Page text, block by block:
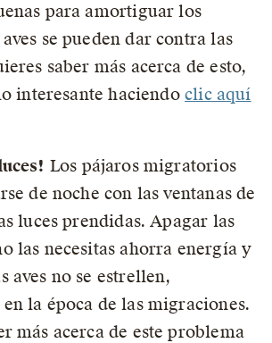
para amortiguar los
se pueden dar contra las
saber más acerca de esto,
interesante haciendoclic aquí
Los pájaros migratorios
de noche con las ventanas de
luces prendidas. Apagar las
las necesitas ahorra energía y
aves no se estrellen,
la época de las migraciones.
más acerca de este problema